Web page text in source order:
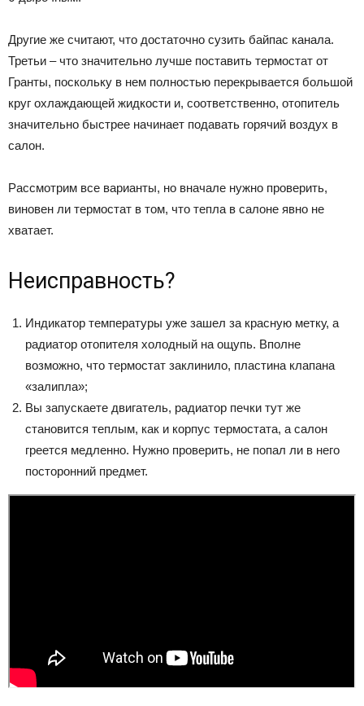
Другие же считают, что достаточно сузить байпас канала.
Третьи – что значительно лучше поставить термостат от
Гранты, поскольку в нем полностью перекрывается большой
круг охлаждающей жидкости и, соответственно, отопитель
значительно быстрее начинает подавать горячий воздух в
салон.
Рассмотрим все варианты, но вначале нужно проверить,
виновен ли термостат в том, что тепла в салоне явно не
хватает.
Неисправность?
Индикатор температуры уже зашел за красную метку, а
радиатор отопителя холодный на ощупь. Вполне
возможно, что термостат заклинило, пластина клапана
«залипла»;
Вы запускаете двигатель, радиатор печки тут же
становится теплым, как и корпус термостата, а салон
греется медленно. Нужно проверить, не попал ли в него
посторонний предмет.